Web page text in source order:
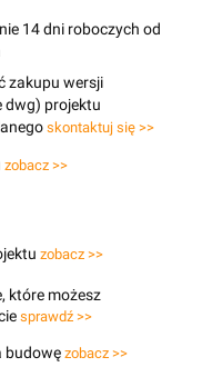
14 dni roboczych od
zakupu wersji
dwg) projektu
skontaktuj się >>
zobacz >>
zobacz >>
które możesz
sprawdź >>
budowę zobacz >>